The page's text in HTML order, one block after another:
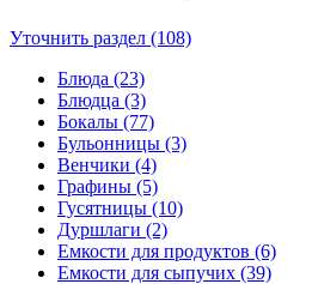
Уточнить раздел (108)
Блюда (23)
Блюдца (3)
Бокалы (77)
Бульонницы (3)
Венчики (4)
Графины (5)
Гусятницы (10)
Дуршлаги (2)
Емкости для продуктов (6)
Емкости для сыпучих (39)